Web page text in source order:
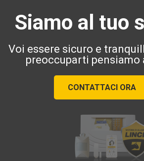
Siamo al tuo
Voi essere sicuro e
preoccuparti pensiamo
CONTATTACI ORA